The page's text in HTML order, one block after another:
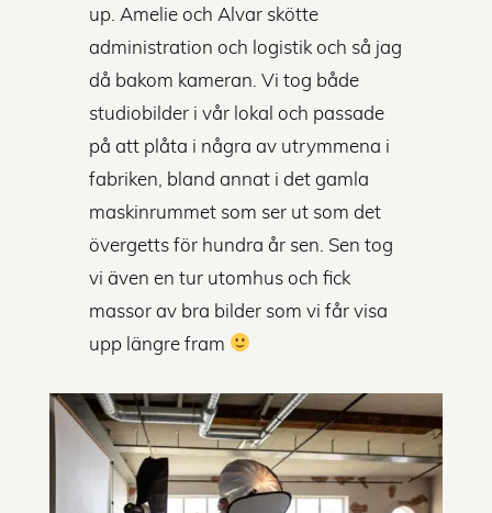
up. Amelie och Alvar skötte
administration och logistik och så jag
då bakom kameran. Vi tog både
studiobilder i vår lokal och passade
på att plåta i några av utrymmena i
fabriken, bland annat i det gamla
maskinrummet som ser ut som det
övergetts för hundra år sen. Sen tog
vi även en tur utomhus och fick
massor av bra bilder som vi får visa
upp längre fram